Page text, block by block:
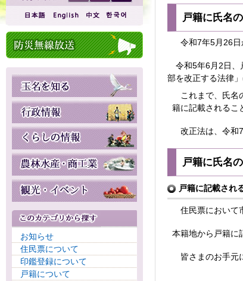
お知らせ
住民票について
印鑑登録について
戸籍について
戸籍に氏名
令和7年5月26日
令和5年6月2日、
部を改正する法律
これまで、氏名
籍に記載される
改正法は、令和
戸籍に氏名
戸籍に記載され
住民票において
本籍地から戸籍
皆さまのお手元